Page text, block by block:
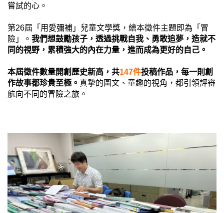
嘗試的心。
第26屆「用愛彌補」兒童文學獎，繪本徵件主題即為「冒
險」。 我們想鼓勵孩子，透過挑戰自我、勇敢追夢，造就不
同的視野，累積強大的內在力量，進而成為更好的自己。
本屆徵件數量開創歷史新高，共147件投稿作品，每一則創
作故事都珍貴至極。 真摯的圖文、童趣的視角，都引領評審
航向不同的冒險之旅。